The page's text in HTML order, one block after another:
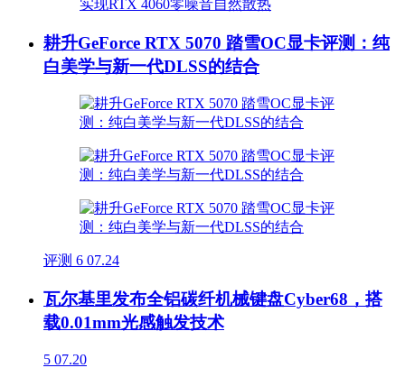
耕升GeForce RTX 5070 踏雪OC显卡评测：纯
白美学与新一代DLSS的结合
评测 6 07.24
瓦尔基里发布全铝碳纤机械键盘Cyber68，搭
载0.01mm光感触发技术
5 07.20